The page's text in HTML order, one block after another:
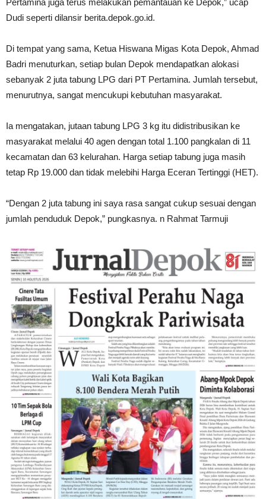
Pertamina juga terus melakukan pemantauan ke Depok,” ucap
Dudi seperti dilansir berita.depok.go.id.
Di tempat yang sama, Ketua Hiswana Migas Kota Depok, Ahmad
Badri menuturkan, setiap bulan Depok mendapatkan alokasi
sebanyak 2 juta tabung LPG dari PT Pertamina. Jumlah tersebut,
menurutnya, sangat mencukupi kebutuhan masyarakat.
Ia mengatakan, jutaan tabung LPG 3 kg itu didistribusikan ke
masyarakat melalui 40 agen dengan total 1.100 pangkalan di 11
kecamatan dan 63 kelurahan. Harga setiap tabung juga masih
tetap Rp 19.000 dan tidak melebihi Harga Eceran Tertinggi (HET).
“Dengan 2 juta tabung ini saya rasa sangat cukup sesuai dengan
jumlah penduduk Depok,” pungkasnya. n Rahmat Tarmuji